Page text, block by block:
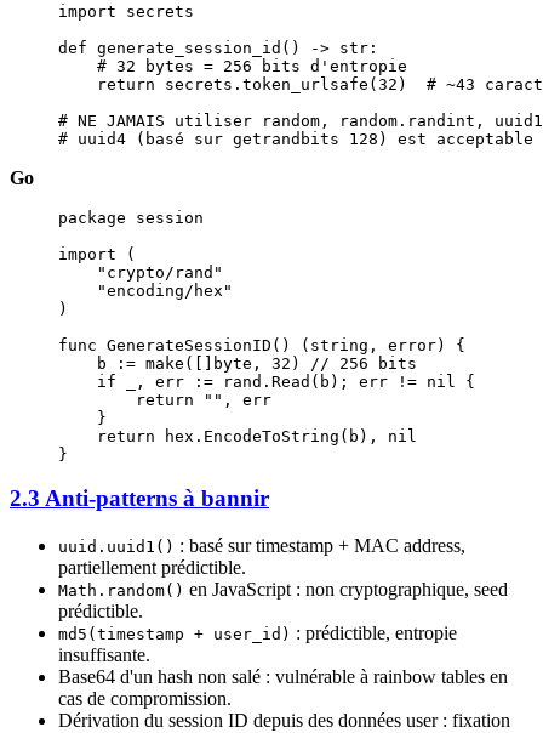
import secrets
def generate_session_id () -> str :
    # 32 bytes = 256 bits d'entropie
    return
secrets.token_urlsafe(32 ) # ~43
# NE JAMAIS utiliser random, random.randint,
# uuid4 (basé sur getrandbits 128) est
Go
package session
import (
    "
crypto/rand "
    "
encoding/hex "
)
func GenerateSessionID () ( string , error) {
    b
:= make ([] byte , 32 )
// 256 bits
    if
_, err := rand. Read (b); err != nil
{
        return
"" , err
    }
    return
hex. EncodeToString (b), nil
}
2.3 Anti-patterns à bannir
uuid.uuid1() : basé sur timestamp + MAC address,
partiellement prédictible.
Math.random() en JavaScript : non cryptographique, seed
prédictible.
md5(timestamp + user_id) : prédictible, entropie
insuffisante.
Base64 d'un hash non salé : vulnérable à rainbow tables en
cas de compromission.
Dérivation du session ID depuis des données user : fixation